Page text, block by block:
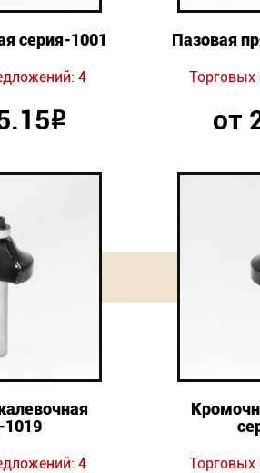
серия-1001
4
Р
Пазовая
Торговых
от
1019
4 Торговых